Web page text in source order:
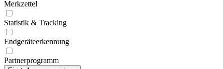
Merkzettel
Statistik & Tracking
Endgeräteerkennung
Partnerprogramm